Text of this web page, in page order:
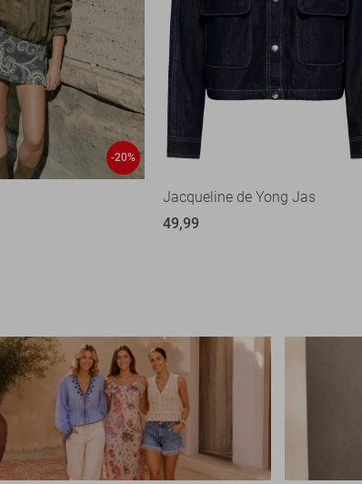
-20%
Jacqueline de Yong Jas
49,99